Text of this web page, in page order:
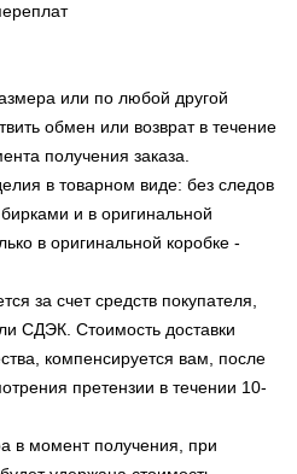
или по любой другой
обмен или возврат в течение
получения заказа.
в товарном виде: без следов
и в оригинальной
в оригинальной коробке -
за счет средств покупателя,
СДЭК. Стоимость доставки
компенсируется вам, после
претензии в течении 10-
в момент получения, при